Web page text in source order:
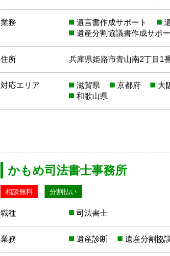
業務 遺言書作成サポート
遺産分割協議書作成サポ
住所 兵庫県姫路市青山南2丁目1
対応エリア 滋賀県 京都府 大
和歌山県
かもめ司法書士事務所
相談無料 分割払い
職種 司法書士
業務 遺産診断 遺産分割協